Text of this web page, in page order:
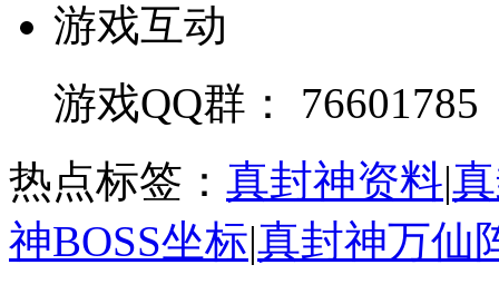
游戏互动
游戏QQ群： 76601785
热点标签： 真封神资料|
神BOSS坐标|真封神万仙